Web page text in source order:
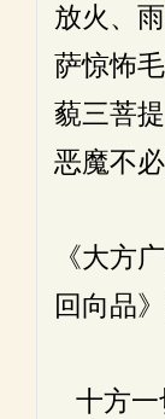
放火、
萨惊怖
藐三菩
恶魔不
《大方
回向品》
十方